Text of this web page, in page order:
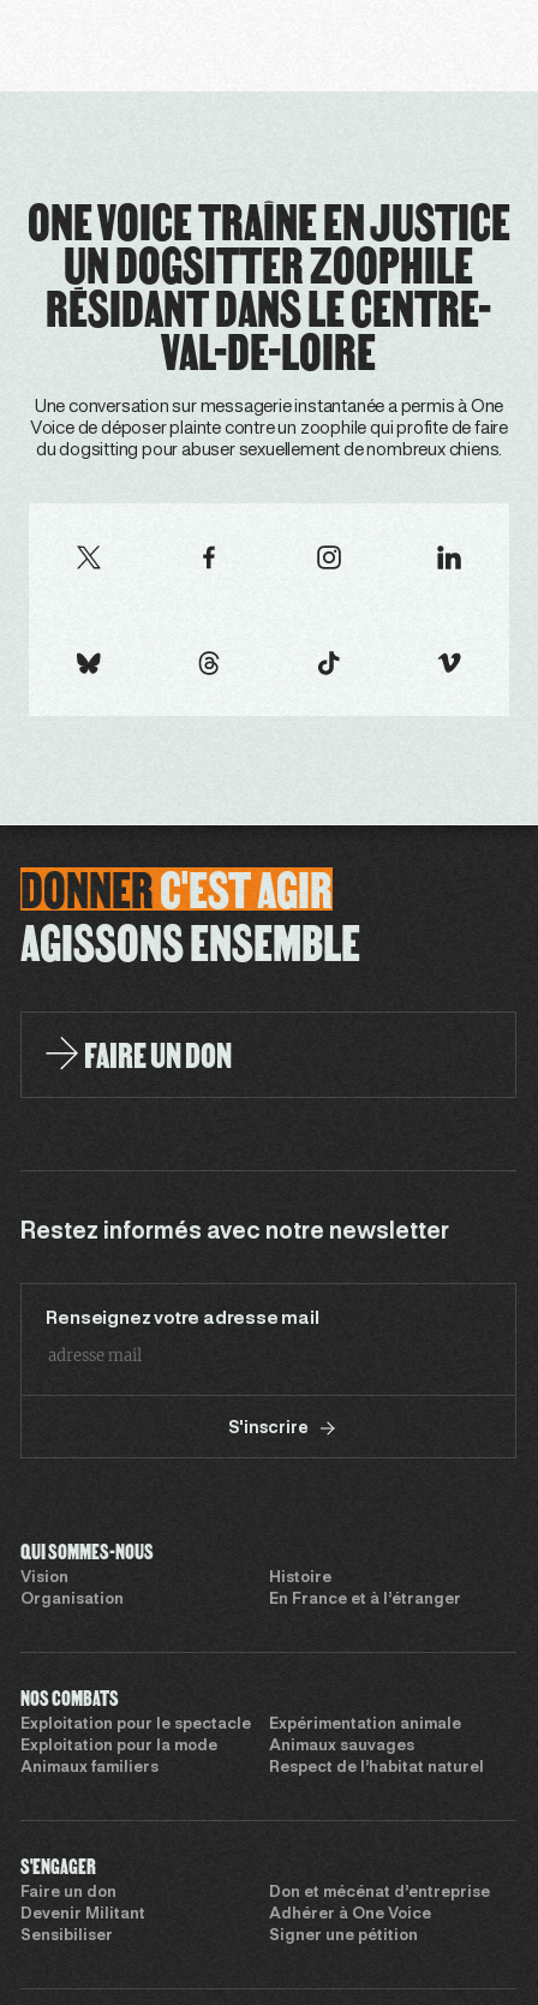
ONE VOICE TRAÎNE EN JUSTICE
UN DOGSITTER ZOOPHILE
RÉSIDANT DANS LE CENTRE-
VAL-DE-LOIRE
Une conversation sur messagerie instantanée a permis à One
Voice de déposer plainte contre un zoophile qui profite de faire
du dogsitting pour abuser sexuellement de nombreux chiens.
DONNERC'ESTAGIR
AGISSONS ENSEMBLE
FAIRE UN DON
Restez informés avec notre newsletter
Renseignez votre adresse mail
S'inscrire
QUI SOMMES-NOUS
Vision
Histoire
Organisation
En France et à l’étranger
NOS COMBATS
Exploitation pour le spectacle
Expérimentation animale
Exploitation pour la mode
Animaux sauvages
Animaux familiers
Respect de l’habitat naturel
S'ENGAGER
Faire un don
Don et mécénat d’entreprise
Devenir Militant
Adhérer à One Voice
Sensibiliser
Signer une pétition